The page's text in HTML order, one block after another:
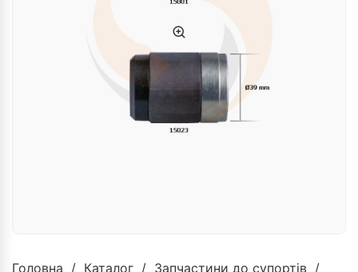
Головна / Каталог / Запчастини до супортів /